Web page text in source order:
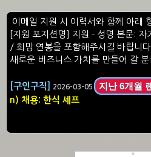
이메일 지원 시 이력서와 함께 아래
[지원 포지션명] 지원 - 성명 본문:
/ 희망 연봉을 포함해주시길 바랍니
새로운 비즈니스 가치를 만들어 갈 분
[구인구직] 2026-03-05 지난 6개월
n) 채용: 한식 셰프